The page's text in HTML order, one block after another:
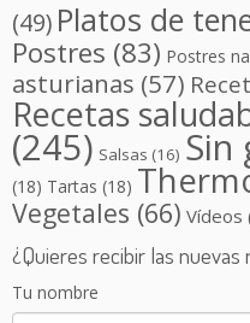
(49) Platos de
Postres (83) Postres
asturianas (57)
Recetas
(245) Salsas (16) Sin
(18) Tartas (18)
Vegetales (66) Vídeos
¿Quieres recibir las
Tu nombre